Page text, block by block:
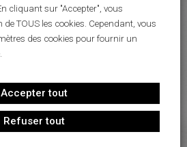
cliquant sur "Accepter", vous
TOUS les cookies. Cependant, vous
des cookies pour fournir un
Accepter tout
Refuser tout